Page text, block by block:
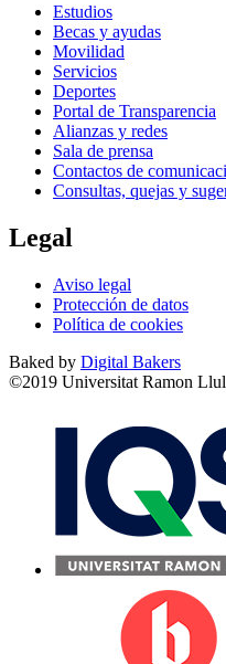
Estudios
Becas y ayudas
Movilidad
Servicios
Deportes
Portal de Transparencia
Alianzas y redes
Sala de prensa
Contactos de
Consultas, quejas y
Legal
Aviso legal
Protección de datos
Política de cookies
Baked by Digital Bakers
©2019 Universitat Ramon